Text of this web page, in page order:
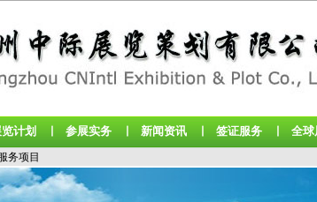
计划 参展实务丨 新闻资讯丨 签证服务丨 全球
务项目